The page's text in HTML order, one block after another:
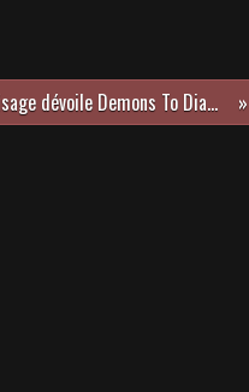
Le groupe Visage dévoile Demons To Diamonds leur ultime album !